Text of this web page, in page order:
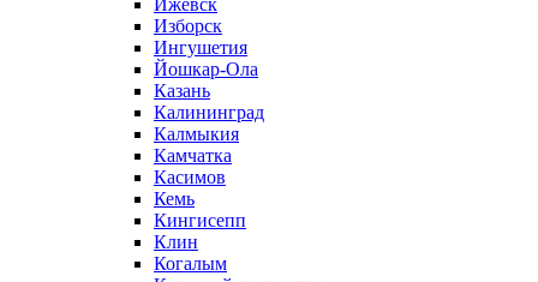
Ижевск
Изборск
Ингушетия
Йошкар-Ола
Казань
Калининград
Калмыкия
Камчатка
Касимов
Кемь
Кингисепп
Клин
Когалым